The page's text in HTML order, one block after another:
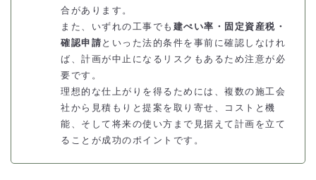
合があります。
また、いずれの工事でも 建ぺい率・固定資産税・
確認申請 といった法的条件を事前に確認しなけれ
ば、計画が中止になるリスクもあるため注意が必
要です。
理想的な仕上がりを得るためには、複数の施工会
社から見積もりと提案を取り寄せ、コストと機
能、そして将来の使い方まで見据えて計画を立て
ることが成功のポイントです。